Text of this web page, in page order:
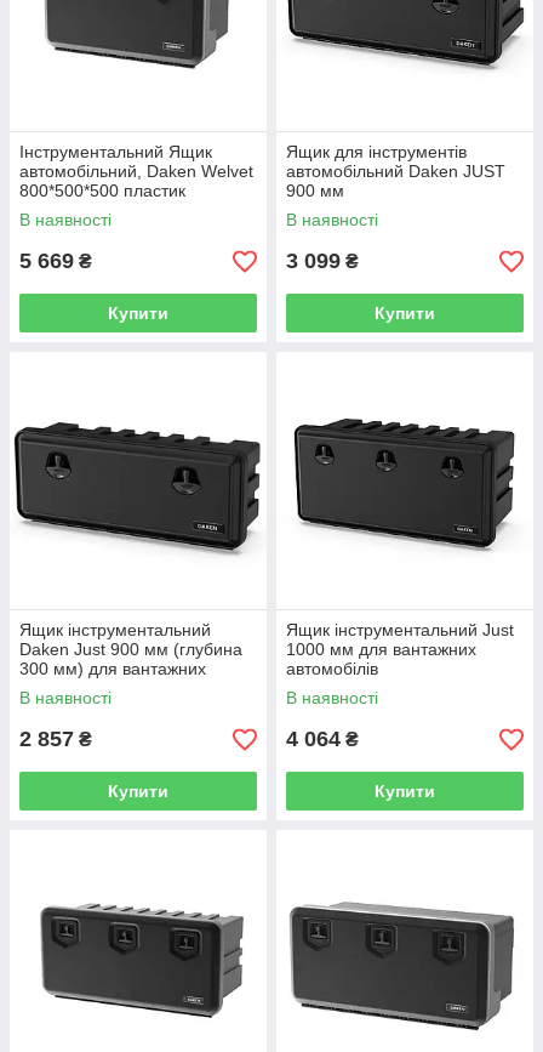
Інструментальний Ящик
автомобільний, Daken Welvet
800*500*500 пластик
В наявності
5 669 ₴
Купити
Ящик для інструментів
автомобільний Daken JUST
900 мм
В наявності
3 099 ₴
Купити
Ящик інструментальний
Daken Just 900 мм (глубина
300 мм) для вантажних
автомобілів
В наявності
2 857 ₴
Купити
Ящик інструментальний Just
1000 мм для вантажних
автомобілів
В наявності
4 064 ₴
Купити